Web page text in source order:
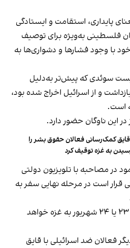
پایداری، استقامت و ایستادگی
فلسطینی به‌ویژه برای توصیف
با وجود فشارها و دشواری‌ها به‌
سوئدی که پیش‌تر به‌دلیل
و از اسرائیل اخراج شده بود،
است.
این ناوگان حضور دارد.
کمک‌رسانی فعالان حقوق بشر را
به غزه توقیف کرد
در مصاحبه با تلویزیون دولتی
گفت حدود ۷۰ کشتی قرار است در مرحله نهایی سفر به
او افزود این ناوگان احتمالا ۲۳ یا ۲۴ شهریور به غزه خواهد
فعالان ضد اسرائیلی با قایق